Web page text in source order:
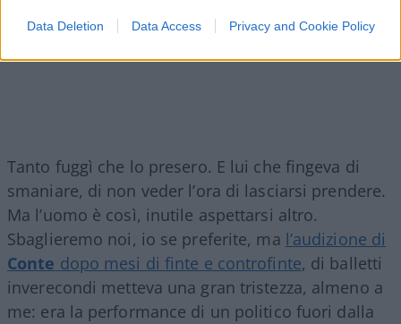
Data Deletion Data Access Privacy and Cookie Policy
Tanto fuggì che lo presero. E lui che fingeva di
smaniare, di non veder l’ora di lasciarsi prendere.
Ma l’uomo è così, inutile aspettarsi altro.
Sbaglieremo noi, io se preferite, ma l’audizione di
Conte dopo mesi di finte e controfinte, di balletti
inverecondi metteva una gran tristezza, almeno a
me: era la performance di un politico fuori dalla